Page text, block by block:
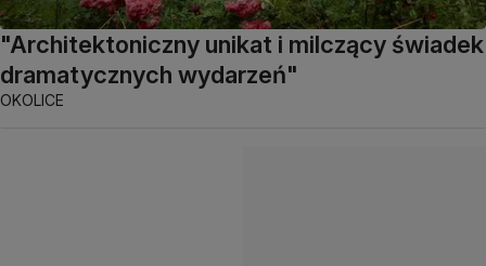
"Architektoniczny unikat i milczący świadek
dramatycznych wydarzeń"
OKOLICE